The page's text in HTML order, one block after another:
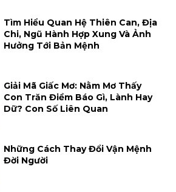
Tìm Hiểu Quan Hệ Thiên Can, Địa
Chi, Ngũ Hành Hợp Xung Và Ảnh
Hưởng Tới Bản Mệnh
Giải Mã Giấc Mơ: Nằm Mơ Thấy
Con Trăn Điềm Báo Gì, Lành Hay
Dữ? Con Số Liên Quan
Những Cách Thay Đổi Vận Mệnh
Đời Người